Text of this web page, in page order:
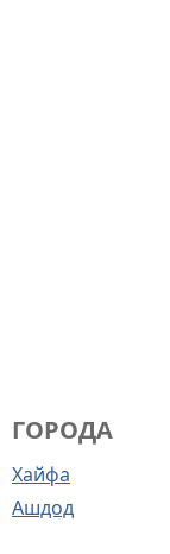
ГОРОДА
Хайфа
Ашдод